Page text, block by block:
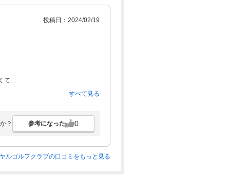
投稿日：2024/02/19
て
すべて見る
？ 参考になった 0
ルゴルフクラブの口コミをもっと見る